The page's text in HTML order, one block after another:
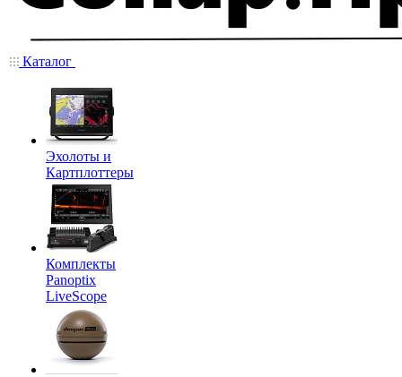
Каталог
Эхолоты и
Картплоттеры
Комплекты
Panoptix
LiveScope